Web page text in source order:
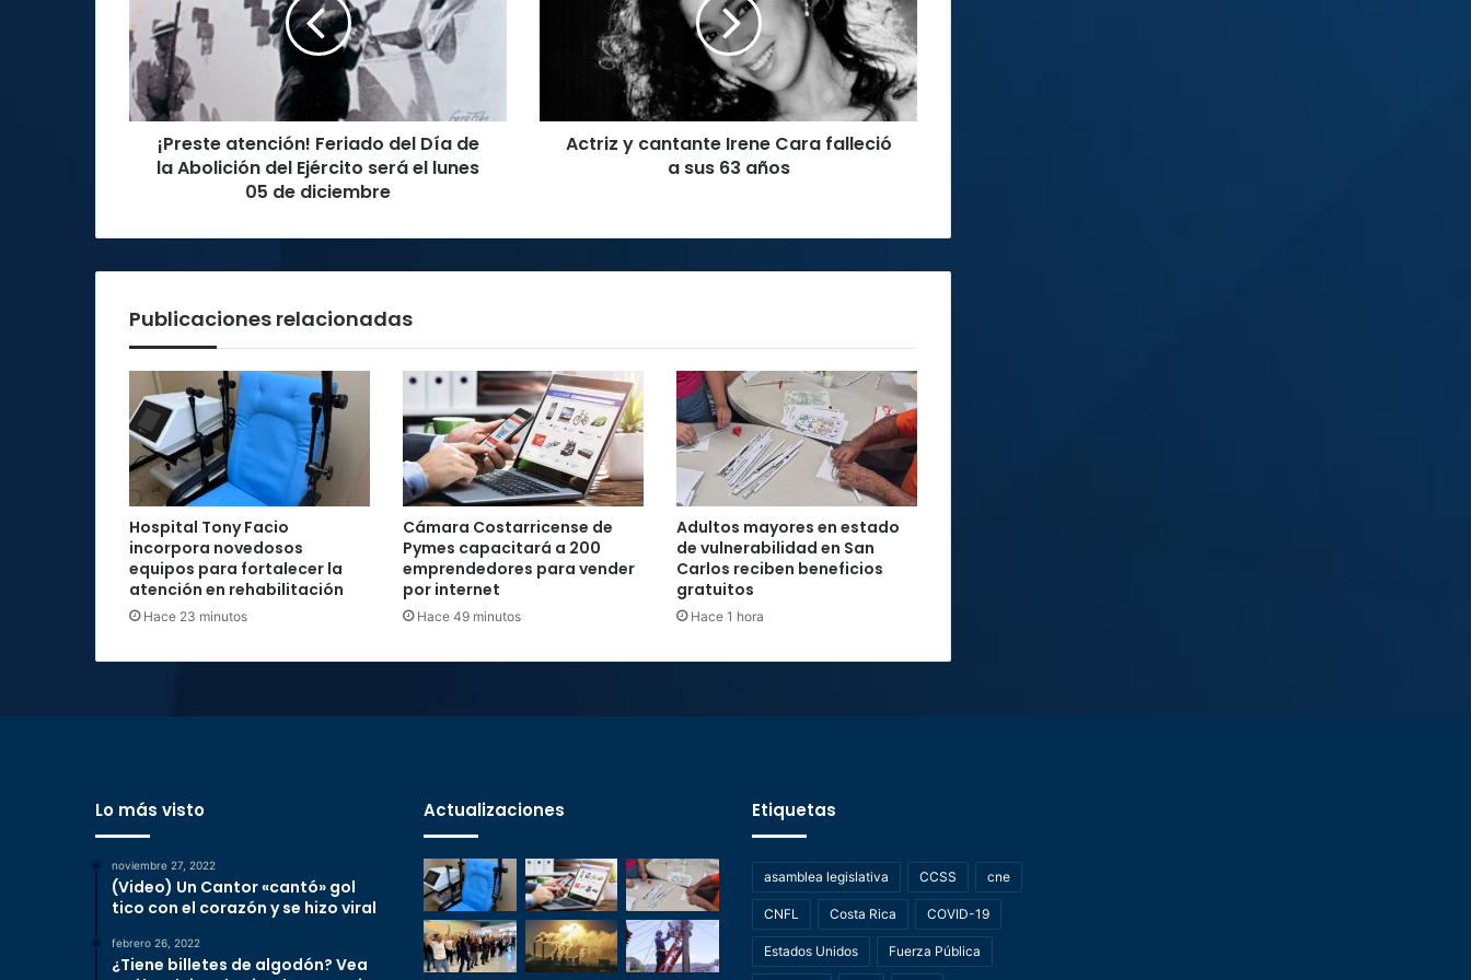
Día
de
la
Abolición
del
Ejército
05
¡Preste atención! Feriado del Día de
la Abolición del Ejército será el lunes
05 de diciembre
63
añosActriz y cantante Irene Cara falleció
a sus 63 años
Publicaciones relacionadas
Hospital Tony Facio
incorpora novedosos
equipos para fortalecer la
atención en rehabilitación
Hace 23 minutos
Cámara Costarricense de
Pymes capacitará a 200
emprendedores para vender
por internet
Hace 49 minutos
Adultos mayores en estado
de vulnerabilidad en San
Carlos reciben beneficios
gratuitos
Hace 1 hora
Lo más visto
noviembre 27, 2022
(Video) Un Cantor «cantó» gol
tico con el corazón y se hizo viral
febrero 26, 2022
¿Tiene billetes de algodón? Vea
Actualizaciones Etiquetas
asamblea legislativa CCSS cne
CNFL Costa Rica COVID-19
Estados Unidos Fuerza Pública